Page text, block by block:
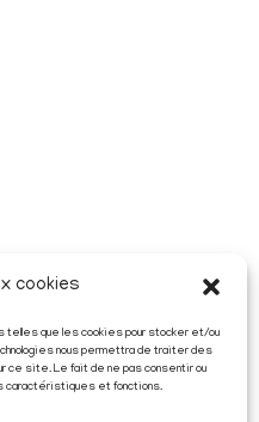
cookies
telles que les cookies pour stocker et/ou
nous permettra de traiter des
ce site. Le fait de ne pas consentir ou
caractéristiques et fonctions.